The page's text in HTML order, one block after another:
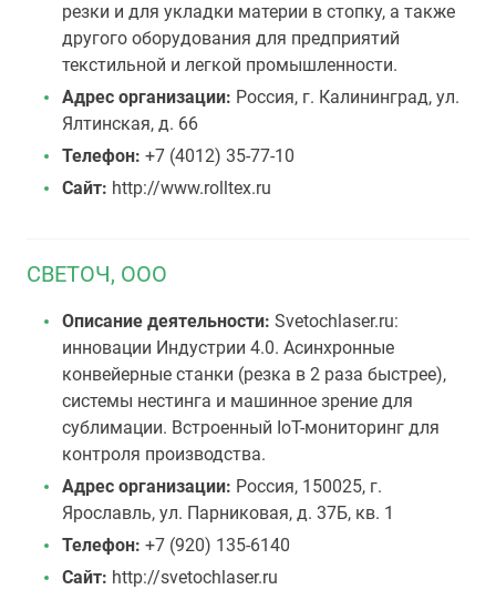
резки и для укладки материи в стопку, а также
другого оборудования для предприятий
текстильной и легкой промышленности.
Адрес организации: Россия, г. Калининград, ул.
Ялтинская, д. 66
Телефон: +7 (4012) 35-77-10
Сайт: http://www.rolltex.ru
СВЕТОЧ, ООО
Описание деятельности: Svetochlaser.ru:
инновации Индустрии 4.0. Асинхронные
конвейерные станки (резка в 2 раза быстрее),
системы нестинга и машинное зрение для
сублимации. Встроенный IoT-мониторинг для
контроля производства.
Адрес организации: Россия, 150025, г.
Ярославль, ул. Парниковая, д. 37Б, кв. 1
Телефон: +7 (920) 135-6140
Сайт: http://svetochlaser.ru